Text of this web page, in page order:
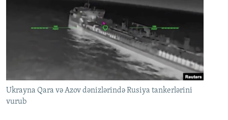
Ukrayna Qara və Azov dənizlərində Rusiya tankerlərini
vurub